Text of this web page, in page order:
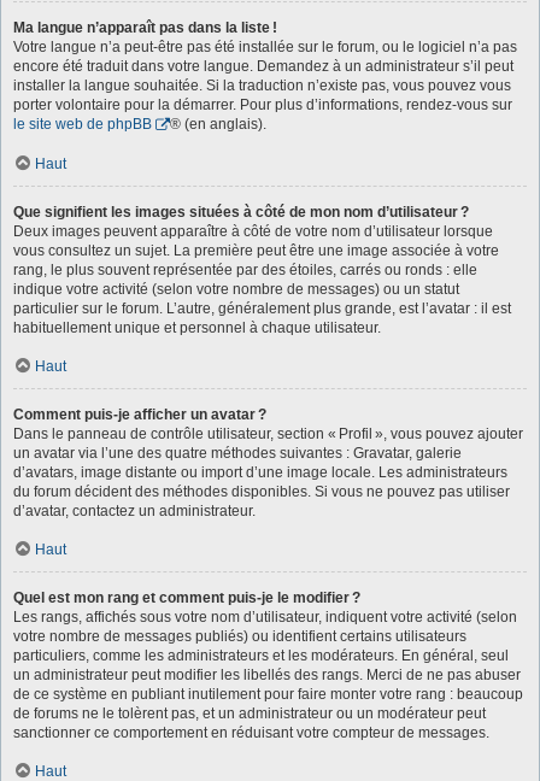
Ma langue n’apparaît pas dans la liste !
Votre langue n’a peut-être pas été installée sur le forum, ou le logiciel n’a pas
encore été traduit dans votre langue. Demandez à un administrateur s’il peut
installer la langue souhaitée. Si la traduction n’existe pas, vous pouvez vous
porter volontaire pour la démarrer. Pour plus d’informations, rendez-vous sur
le site web de phpBB
® (en anglais).
Haut
Que signifient les images situées à côté de mon nom d’utilisateur ?
Deux images peuvent apparaître à côté de votre nom d’utilisateur lorsque
vous consultez un sujet. La première peut être une image associée à votre
rang, le plus souvent représentée par des étoiles, carrés ou ronds : elle
indique votre activité (selon votre nombre de messages) ou un statut
particulier sur le forum. L’autre, généralement plus grande, est l’avatar : il est
habituellement unique et personnel à chaque utilisateur.
Haut
Comment puis-je afficher un avatar ?
Dans le panneau de contrôle utilisateur, section « Profil », vous pouvez ajouter
un avatar via l’une des quatre méthodes suivantes : Gravatar, galerie
d’avatars, image distante ou import d’une image locale. Les administrateurs
du forum décident des méthodes disponibles. Si vous ne pouvez pas utiliser
d’avatar, contactez un administrateur.
Haut
Quel est mon rang et comment puis-je le modifier ?
Les rangs, affichés sous votre nom d’utilisateur, indiquent votre activité (selon
votre nombre de messages publiés) ou identifient certains utilisateurs
particuliers, comme les administrateurs et les modérateurs. En général, seul
un administrateur peut modifier les libellés des rangs. Merci de ne pas abuser
de ce système en publiant inutilement pour faire monter votre rang : beaucoup
de forums ne le tolèrent pas, et un administrateur ou un modérateur peut
sanctionner ce comportement en réduisant votre compteur de messages.
Haut